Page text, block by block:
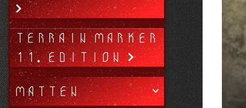
TERRAIN MARKER
11. EDITION
MATTEN